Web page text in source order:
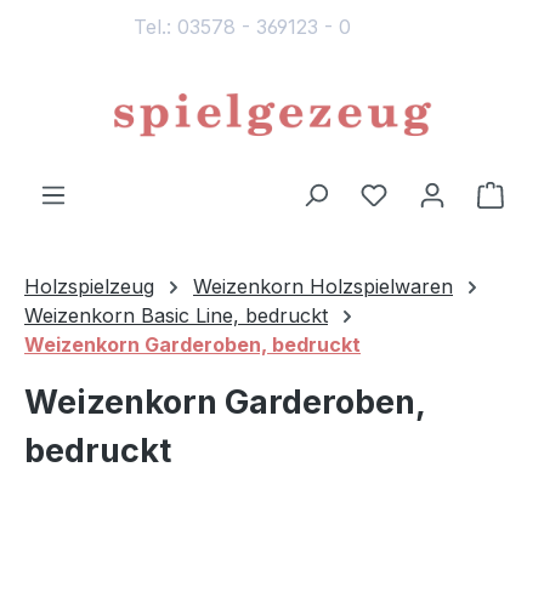
Tel.: 03578 - 369123 - 0
Du hast 0
Holzspielzeug
Weizenkorn Holzspielwaren
Weizenkorn Basic Line, bedruckt
Weizenkorn Garderoben, bedruckt
Weizenkorn Garderoben,
bedruckt